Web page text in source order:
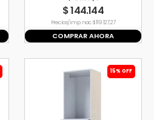
$ 144.144
Precio s/imp. nac. $ 119.127,27
COMPRAR AHORA
15% OFF